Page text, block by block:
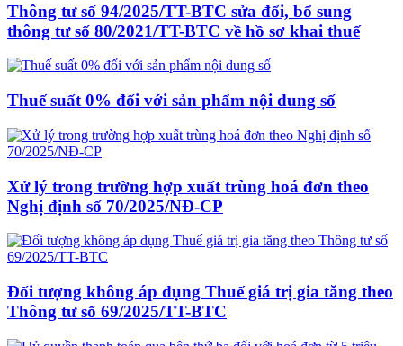
Thông tư số 94/2025/TT-BTC sửa đổi, bổ sung
thông tư số 80/2021/TT-BTC về hồ sơ khai thuế
Thuế suất 0% đối với sản phẩm nội dung số
Xử lý trong trường hợp xuất trùng hoá đơn theo
Nghị định số 70/2025/NĐ-CP
Đối tượng không áp dụng Thuế giá trị gia tăng theo
Thông tư số 69/2025/TT-BTC